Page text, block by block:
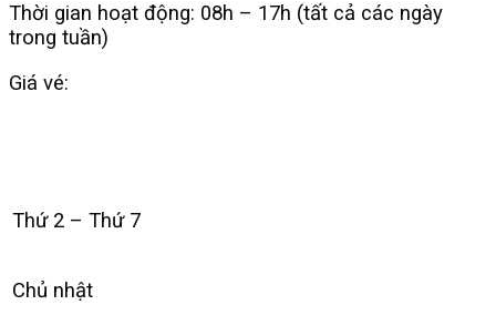
Thời gian hoạt động: 08h – 17h (tất cả các ngày
trong tuần)
Giá vé:
Thứ 2 – Thứ 7
Chủ nhật